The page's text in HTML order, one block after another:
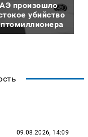
произошло
убийство
09.08.2026, 14:09